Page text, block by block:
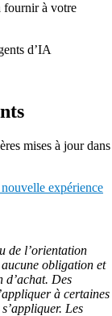
fournir à votre
d’IA
mises à jour dans
expérience
de l’orientation
obligation et
d’achat. Des
à certaines
Les